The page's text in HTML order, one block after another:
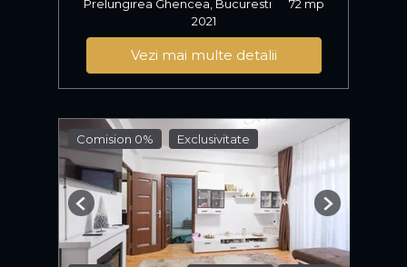
Prelungirea Ghencea, Bucuresti
72 mp
2021
Vezi mai multe detalii
Comision 0% Exclusivitate
Previous Next